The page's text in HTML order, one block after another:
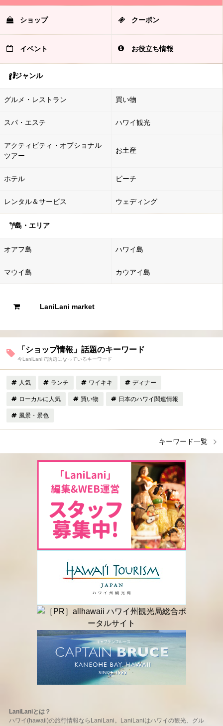
ショップ クーポン
イベント お役立ち情報
ジャンル
グルメ・レストラン 買い物
スパ・エステ ハワイ観光
アクティビティ・オプショナル
ツアー
お土産
ホテル ビーチ
レンタル＆サービス ウェディング
島・エリア
オアフ島 ハワイ島
マウイ島 カウアイ島
LaniLani market
「ショップ情報」話題のキーワード
今LaniLaniで話題になっているキーワード
人気 ランチ ワイキキ ディナー
ローカルに人気 買い物 日本のハワイ関連情報
風景・景色
キーワード一覧
LaniLaniとは？
ハワイ(hawaii)の旅行情報ならLaniLani。LaniLaniはハワイの観光、グル